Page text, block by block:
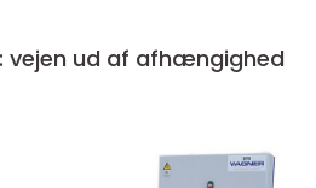
vejen ud af afhængighed